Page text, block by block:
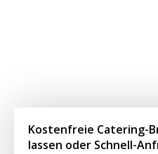
Kostenfreie Catering-
lassen oder Schnell-